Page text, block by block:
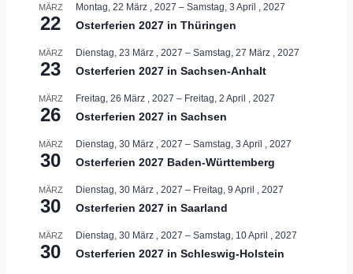
MÄRZ
22
Montag, 22 März , 2027 – Samstag, 3 April , 2027
Osterferien 2027 in Thüringen
MÄRZ
23
Dienstag, 23 März , 2027 – Samstag, 27 März , 2027
Osterferien 2027 in Sachsen-Anhalt
MÄRZ
26
Freitag, 26 März , 2027 – Freitag, 2 April , 2027
Osterferien 2027 in Sachsen
MÄRZ
30
Dienstag, 30 März , 2027 – Samstag, 3 April , 2027
Osterferien 2027 Baden-Württemberg
MÄRZ
30
Dienstag, 30 März , 2027 – Freitag, 9 April , 2027
Osterferien 2027 in Saarland
MÄRZ
30
Dienstag, 30 März , 2027 – Samstag, 10 April , 2027
Osterferien 2027 in Schleswig-Holstein